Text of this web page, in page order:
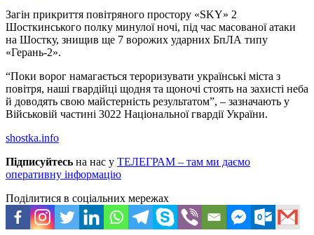
Загін прикриття повітряного простору «SKY» 2
Шосткинського полку минулої ночі, під час масованої атаки
на Шостку, знищив ще 7 ворожих ударних БпЛА типу
«Герань-2».
“Поки ворог намагається тероризувати українські міста з
повітря, наші гвардійці щодня та щоночі стоять на захисті неба
й доводять свою майстерність результатом”, – зазначають у
Військовій частині 3022 Національної гвардії України.
shostka.info
Підписуйтесь на нас у ТЕЛЕГРАМ – там ми даємо
оперативну інформацію
Поділитися в соціальних мережах